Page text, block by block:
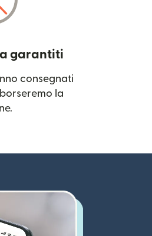
garantiti
consegnati
la